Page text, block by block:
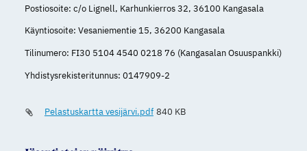
Postiosoite: c/o Lignell, Karhunkierros 32, 36100 Kangasala
Käyntiosoite: Vesaniementie 15, 36200 Kangasala
Tilinumero: FI30 5104 4540 0218 76 (Kangasalan Osuuspankki)
Yhdistysrekisteritunnus: 0147909-2
Pelastuskartta vesijärvi.pdf 840 KB